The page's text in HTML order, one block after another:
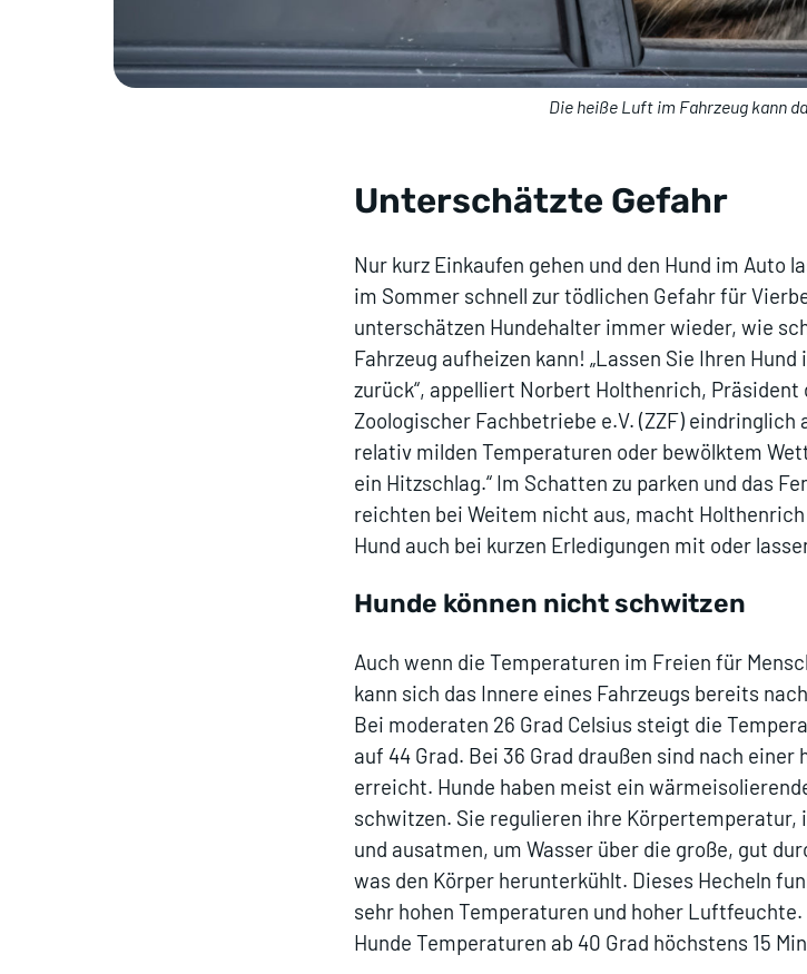
Die heiße Luft im Fahrzeug kann
Unterschätzte Gefahr
Nur kurz Einkaufen gehen und den Hund im Auto
im Sommer schnell zur tödlichen Gefahr für
unterschätzen Hundehalter immer wieder, wie
Fahrzeug aufheizen kann! „Lassen Sie Ihren
zurück“, appelliert Norbert Holthenrich, Präsident
Zoologischer Fachbetriebe e.V. (ZZF) eindringlich
relativ milden Temperaturen oder bewölktem
ein Hitzschlag.“ Im Schatten zu parken und das
reichten bei Weitem nicht aus, macht
Hund auch bei kurzen Erledigungen mit oder
Hunde können nicht schwitzen
Auch wenn die Temperaturen im Freien für
kann sich das Innere eines Fahrzeugs bereits
Bei moderaten 26 Grad Celsius steigt die
auf 44 Grad. Bei 36 Grad draußen sind nach einer
erreicht. Hunde haben meist ein
schwitzen. Sie regulieren ihre
und ausatmen, um Wasser über die große, gut
was den Körper herunterkühlt. Dieses Hecheln
sehr hohen Temperaturen und hoher
Hunde Temperaturen ab 40 Grad höchstens 15